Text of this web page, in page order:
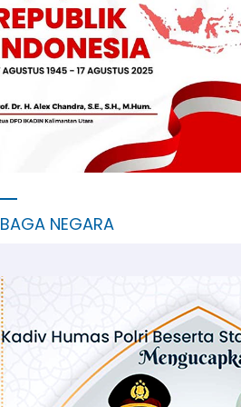
NEGARA